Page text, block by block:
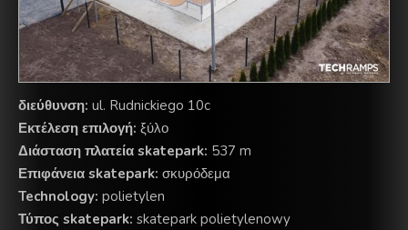
διεύθυνση: ul. Rudnickiego 10c
Εκτέλεση επιλογή: ξύλο
Διάσταση πλατεία skatepark: 537 m
Επιφάνεια skatepark: σκυρόδεμα
Technology: polietylen
Τύπος skatepark: skatepark polietylenowy